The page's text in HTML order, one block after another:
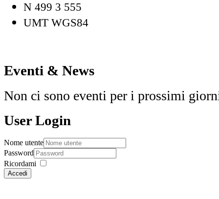
N 499 3 555
UMT WGS84
Eventi & News
Non ci sono eventi per i prossimi
User Login
Nome utente
Password
Ricordami
Accedi